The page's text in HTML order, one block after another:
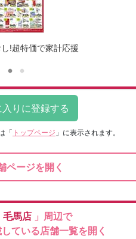
!超特価で家計応援
「 トップページ 」に表示されます。
ページを開く
毛馬店 」周辺で
ている店舗一覧を開く